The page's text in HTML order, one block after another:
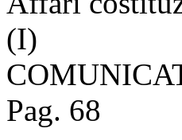
(I)
Pag. 68